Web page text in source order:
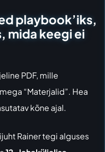
playbook’iks,
mida keegi ei
PDF, mille
“Materjalid”. Hea
kõne ajal.
Rainer tegi alguses